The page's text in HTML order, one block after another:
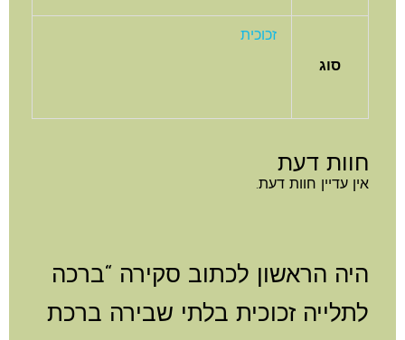
סוג
זכוכית
חוות דעת
אין עדיין חוות דעת.
היה הראשון לכתוב סקירה “ברכה
לתלייה זכוכית בלתי שבירה ברכת